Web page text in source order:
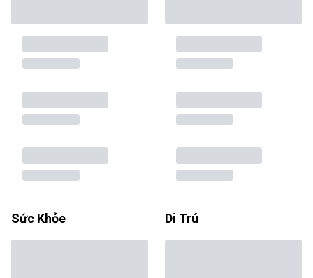
Sức Khỏe Di Trú